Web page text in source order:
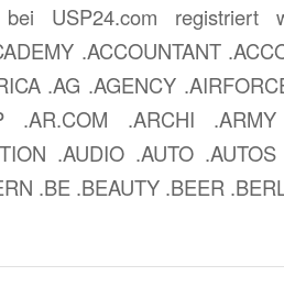
USP24.com registriert
.ACCOUNTANT
.AG .AGENCY
.AR.COM .ARCHI
.AUDIO .AUTO
.BE .BEAUTY .BEER